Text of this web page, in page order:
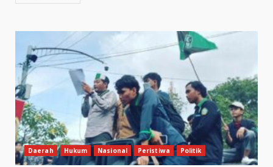
Daerah Hukum Nasional Peristiwa Politik